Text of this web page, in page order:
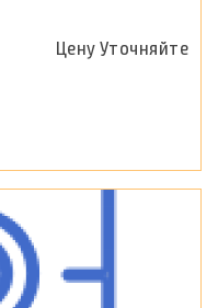
Цену Уточняйте